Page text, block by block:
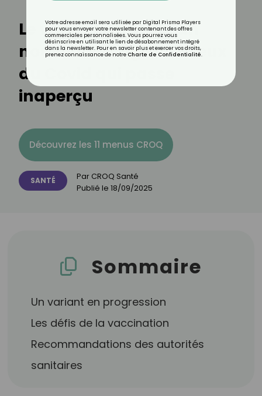
Le variant Stratus : un
nouveau visage insidieux
du Covid qui passe
inaperçu
Découvrez les 11 menus CROQ
SANTÉ Par CROQ Santé
Publié le 18/09/2025
Sommaire
Un variant en progression
Les défis de la vaccination
Recommandations des autorités
sanitaires
Votre adresse email sera utilisée par Digital Prisma Players
pour vous envoyer votre newsletter contenant des offres
commerciales personnalisées. Vous pourrez vous
désinscrire en utilisant le lien de désabonnement intégré
dans la newsletter. Pour en savoir plus et exercer vos droits,
prenez connaissance de notre Charte de Confidentialité.